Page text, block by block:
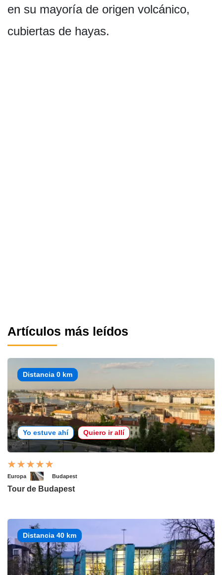
en su mayoría de origen volcánico,
cubiertas de hayas.
Artículos más leídos
Distancia 0 km
Yo estuve ahí Quiero ir allí
Europa Budapest
Tour de Budapest
Distancia 40 km